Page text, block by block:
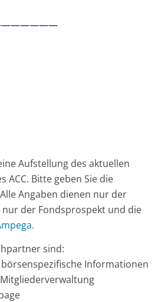
Aufstellung des aktuellen
Bitte geben Sie die
Angaben dienen nur der
der Fondsprospekt und die
sind:
Informationen